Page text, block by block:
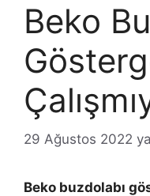
Beko
29 Ağustos 2022
Beko buzdolabı